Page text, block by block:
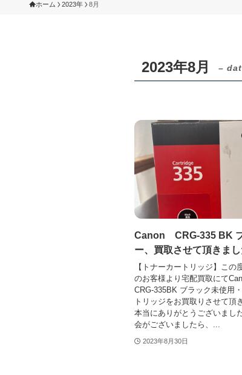
ホーム 2023年 8月
2023年8月 –
Canon CRG-335 BK
ー、買取させて頂きまし
【トナーカートリッジ】この
のお客様より宅配買取にて
CRG-335BK ブラック未使用
トリッジをお買取りさせて頂
本当にありがとうございまし
会がございましたら、...
2023年8月30日